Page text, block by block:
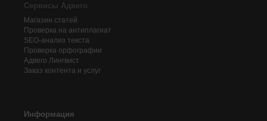
Сервисы Адвего
Магазин статей
Проверка на антиплагиат
SEO-анализ текста
Проверка орфографии
Адвего Лингвист
Заказ контента и услуг
Информация